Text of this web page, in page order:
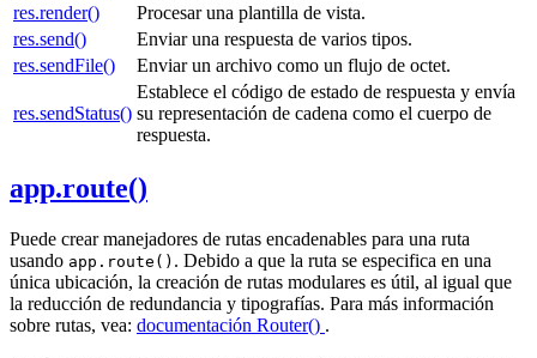
res.render()
Procesar una plantilla de vista.
res.send()
Enviar una respuesta de varios tipos.
res.sendFile()
Enviar un archivo como un flujo de octet.
res.sendStatus()
Establece el código de estado de respuesta y envía
su representación de cadena como el cuerpo de
respuesta.
app.route()
Puede crear manejadores de rutas encadenables para una ruta
usando app.route() . Debido a que la ruta se especifica en una
única ubicación, la creación de rutas modulares es útil, al igual que
la reducción de redundancia y tipografías. Para más información
sobre rutas, vea: documentación Router() .